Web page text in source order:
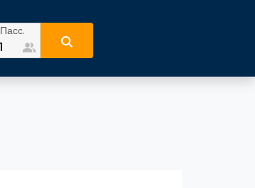
Пасс.
people_alt